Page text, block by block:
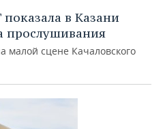
в Казани
прослушивания
малой сцене Качаловского